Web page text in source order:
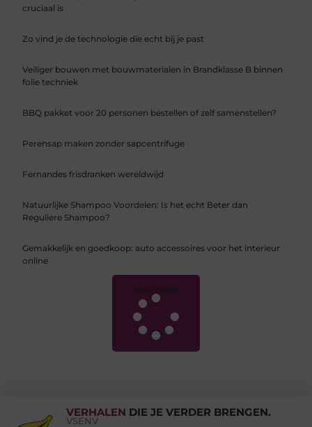
cruciaal is
Zo vind je de technologie die echt bij je past
Veiliger bouwen met bouwmaterialen in Brandklasse B binnen
folie techniek
BBQ pakket voor 20 personen bestellen of zelf samenstellen?
Perensap maken zonder sapcentrifuge
Fernandes frisdranken wereldwijd
Natuurlijke Shampoo Voordelen: Is het echt Beter dan
Reguliere Shampoo?
Gemakkelijk en goedkoop: auto accessoires voor het interieur
online
Meer laden
VERHALEN DIE JE VERDER BRENGEN.
VSENV